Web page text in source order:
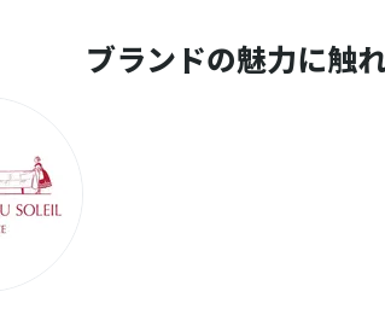
ブランドの魅力に触